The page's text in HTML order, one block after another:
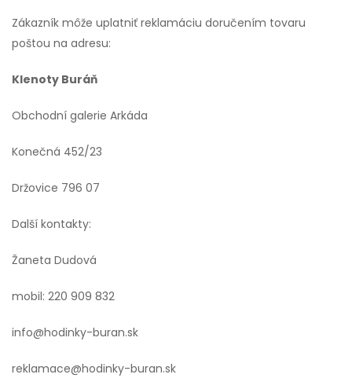
Zákazník môže uplatniť reklamáciu doručením tovaru
poštou na adresu:
Klenoty Buráň
Obchodní galerie Arkáda
Konečná 452/23
Držovice 796 07
Další kontakty:
Žaneta Dudová
mobil: 220 909 832
info@hodinky-buran.sk
reklamace@hodinky-buran.sk